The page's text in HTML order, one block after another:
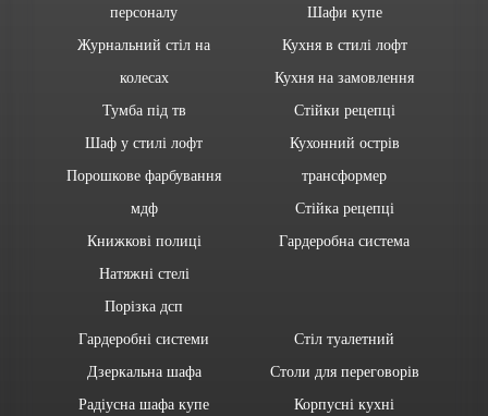
персоналу
Журнальний стіл на
колесах
Тумба під тв
Шаф у стилі лофт
Порошкове фарбування
мдф
Книжкові полиці
Натяжні стелі
Порізка дсп
Шафи купе
Кухня в стилі лофт
Кухня на замовлення
Стійки рецепці
Кухонний острів
трансформер
Стійка рецепці
Гардеробна система
Гардеробні системи
Дзеркальна шафа
Радіусна шафа купе
Стіл туалетний
Столи для переговорів
Корпусні кухні